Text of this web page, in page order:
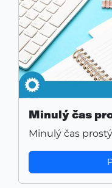
Minulý čas
Minulý čas